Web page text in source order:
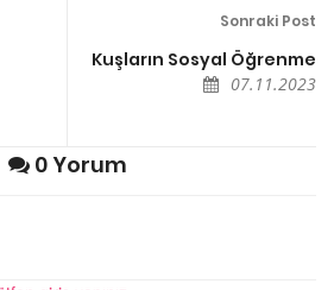
Sonraki Post
Kuşların Sosyal Öğrenme
07.11.2023
0 Yorum